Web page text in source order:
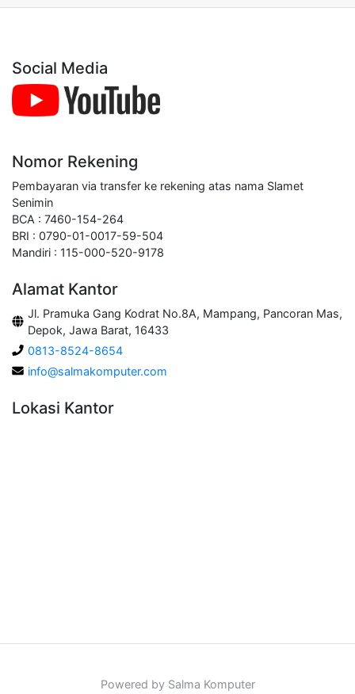
Social Media
Nomor Rekening
Pembayaran via transfer ke rekening atas nama Slamet
Senimin
BCA : 7460-154-264
BRI : 0790-01-0017-59-504
Mandiri : 115-000-520-9178
Alamat Kantor
Jl. Pramuka Gang Kodrat No.8A, Mampang, Pancoran Mas,
Depok, Jawa Barat, 16433
0813-8524-8654
info@salmakomputer.com
Lokasi Kantor
Powered by Salma Komputer